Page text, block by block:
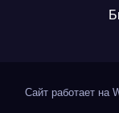
Сайт работает на